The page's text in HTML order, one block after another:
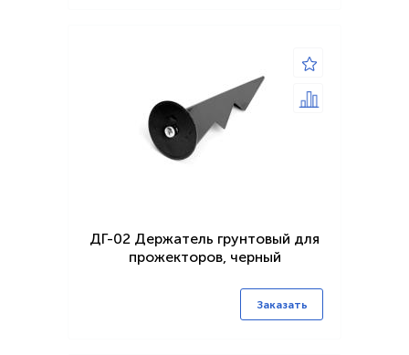
ДГ-02 Держатель грунтовый для
прожекторов, черный
Заказать